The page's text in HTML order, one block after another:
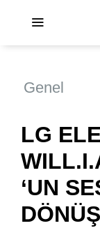
Genel
LG
‘UN